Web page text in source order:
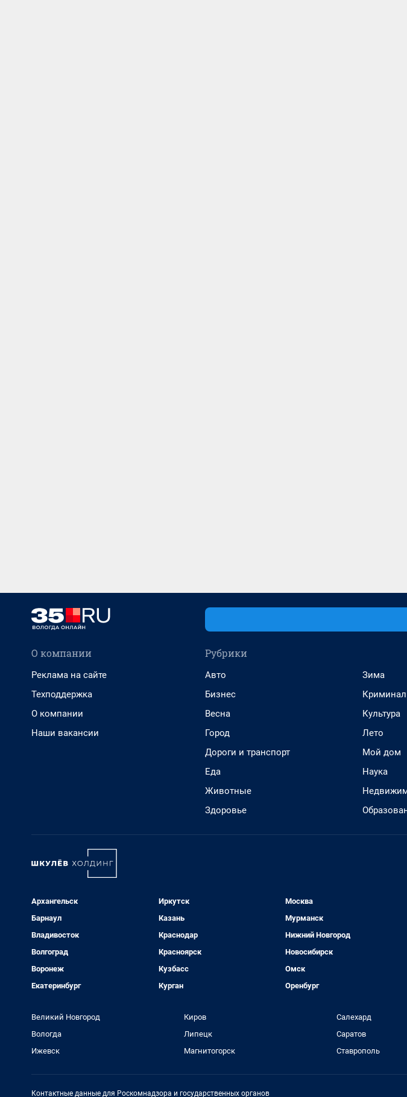
О компании
Реклама на сайте
Техподдержка
О компании
Наши вакансии
Рубрики
Авто
Бизнес
Весна
Город
Дороги и транспорт
Еда
Животные
Здоровье
Зима
Криминал
Культура
Лето
Мой дом
Наука
Архангельск
Барнаул
Владивосток
Волгоград
Воронеж
Екатеринбург
Иркутск
Казань
Краснодар
Красноярск
Кузбасс
Курган
Москва
Мурманск
Нижний Новгород
Новосибирск
Омск
Оренбург
Великий Новгород
Вологда
Ижевск
Киров
Липецк
Магнитогорск
Салехард
Саратов
Ставрополь
Контактные данные для Роскомнадзора и государственных органов